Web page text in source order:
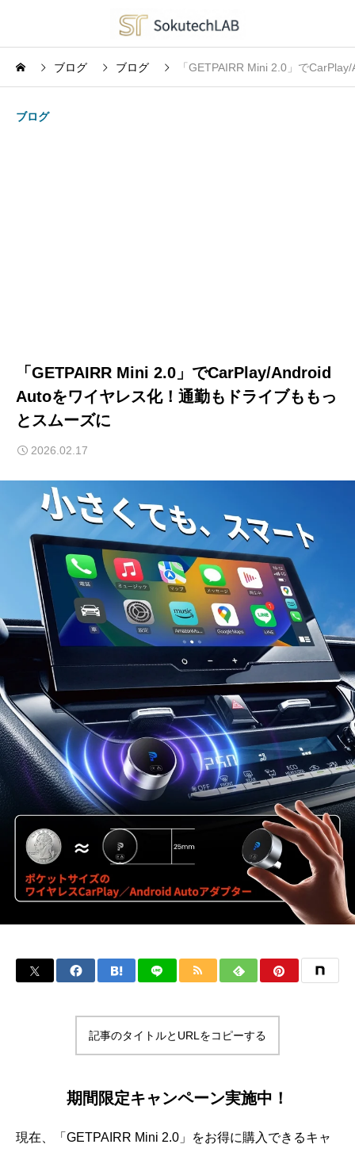
ブログ ブログ 「GETPAIRR Mini 2.0」で
ブログ
「GETPAIRR Mini 2.0」でCarPlay/Android
Autoをワイヤレス化！通勤もドライブももっ
とスムーズに
2026.02.17
記事のタイトルとURLをコピーする
期間限定キャンペーン実施中！
現在、「GETPAIRR Mini 2.0」をお得に購入できるキャ